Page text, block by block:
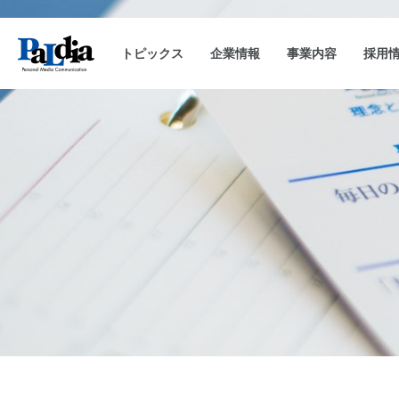
トピックス
企業理念 沿革
企業情報
キャンペーン事務局運用 CAM-SAKU
事業内容 採用